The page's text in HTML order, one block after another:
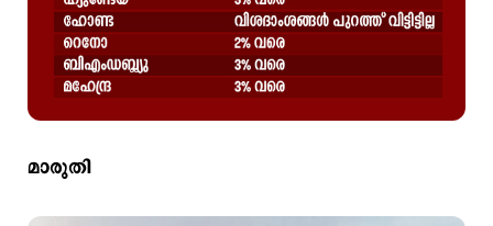
മാരുതി